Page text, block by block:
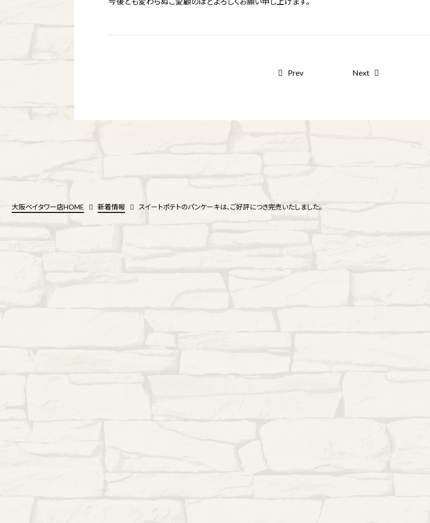
Prev Next
大阪ベイタワー店HOME 新着情報 スイートポテトのパンケーキは、ご好評につき完売いたしました。